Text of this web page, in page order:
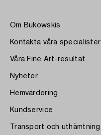
Om Bukowskis
Kontakta våra specialister
Våra Fine Art-resultat
Nyheter
Hemvärdering
Kundservice
Transport och uthämtning